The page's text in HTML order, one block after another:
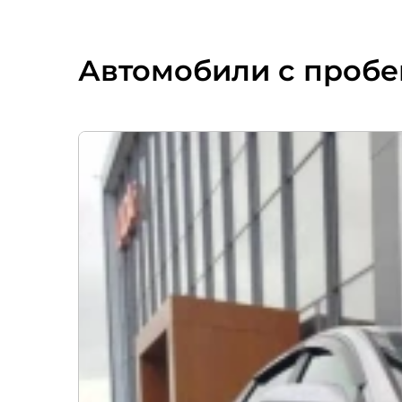
Автомобили с